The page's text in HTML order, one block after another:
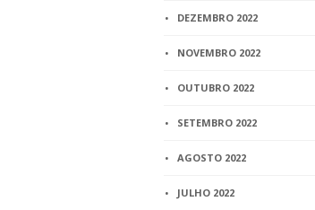
DEZEMBRO 2022
NOVEMBRO 2022
OUTUBRO 2022
SETEMBRO 2022
AGOSTO 2022
JULHO 2022